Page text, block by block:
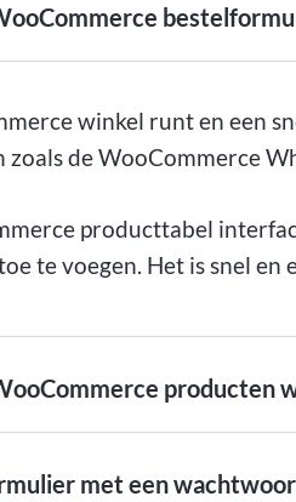
winkel runt en een
zoals de WooCommerce
producttabel
te voegen. Het is snel
producten
met een